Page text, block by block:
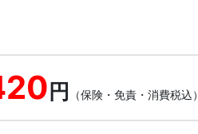
円 （保険・免責・消費税込）